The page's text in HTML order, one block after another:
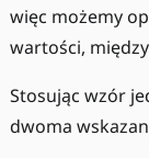
więc możemy
wartości,
Stosując wzór
dwoma